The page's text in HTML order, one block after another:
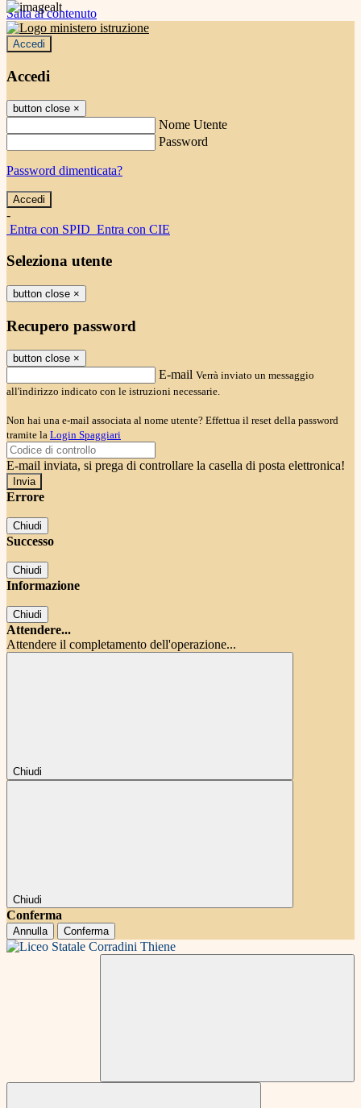
Salta al contenuto
Accedi
Accedi
button close ×
Nome Utente
Password
Password dimenticata?
-
Entra con SPID Entra con CIE
Seleziona utente
button close ×
Recupero password
button close ×
E-mail Verrà inviato un messaggio
all'indirizzo indicato con le istruzioni necessarie.
Non hai una e-mail associata al nome utente? Effettua il reset della password
tramite la Login Spaggiari
E-mail inviata, si prega di controllare la casella di posta elettronica!
Errore
Chiudi
Successo
Chiudi
Informazione
Chiudi
Attendere...
Attendere il completamento dell'operazione...
Chiudi
Chiudi
Conferma
Annulla Conferma